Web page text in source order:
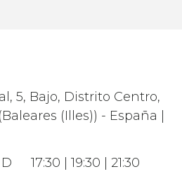
5, Bajo, Distrito Centro,
(Illes)) - España |
17:30 | 19:30 | 21:30